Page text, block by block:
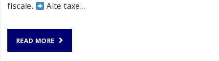
fiscale.
Alte taxe…
READ MORE